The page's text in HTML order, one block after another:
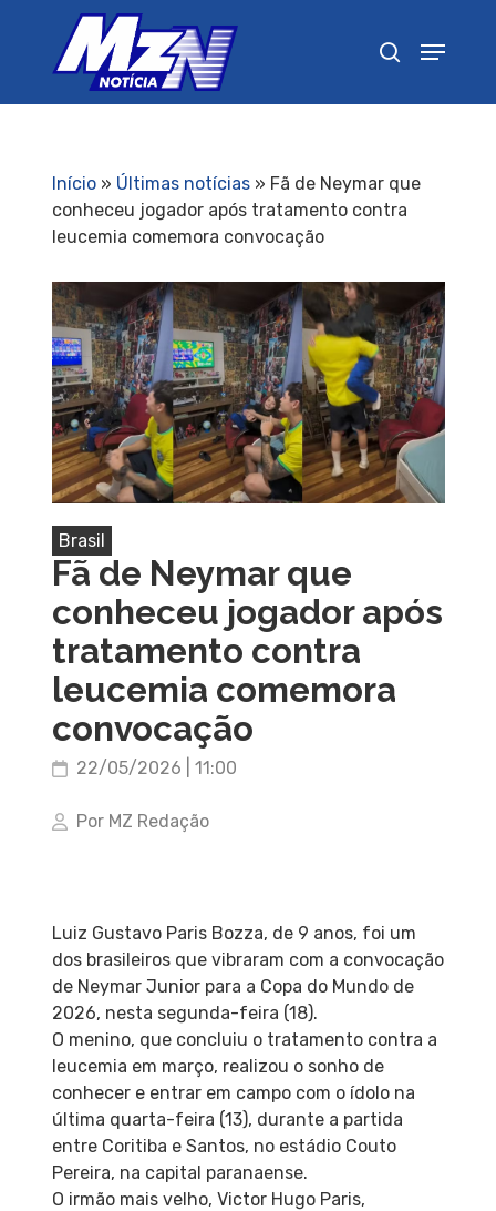
Início» Últimas notícias» Fã de Neymar que
conheceu jogador após tratamento contra
leucemia comemora convocação
Brasil
Fã de Neymar que
conheceu jogador após
tratamento contra
leucemia comemora
convocação
22/05/2026 | 11:00
Por MZ Redação
Luiz Gustavo Paris Bozza, de 9 anos, foi um
dos brasileiros que vibraram com a convocação
de Neymar Junior para a Copa do Mundo de
2026, nesta segunda-feira (18).
O menino, que concluiu o tratamento contra a
leucemia em março, realizou o sonho de
conhecer e entrar em campo com o ídolo na
última quarta-feira (13), durante a partida
entre Coritiba e Santos, no estádio Couto
Pereira, na capital paranaense.
O irmão mais velho, Victor Hugo Paris,